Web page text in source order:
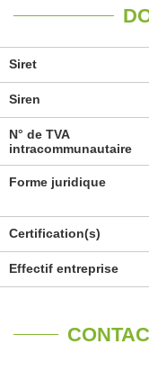
Siret
Siren
N° de TVA
intracommunautaire
Forme juridique
Certification(s)
Effectif entreprise